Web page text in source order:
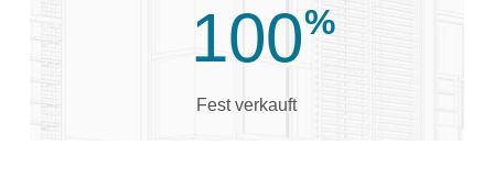
100%
Fest verkauft